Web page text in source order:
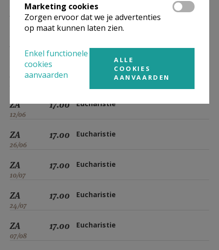
17.00 Eucharistie
17.00 Eucharistie
ZA
12/06
17.00 Eucharistie
ZA
26/06
17.00 Eucharistie
ZA
10/07
17.00 Eucharistie
ZA
24/07
17.00 Eucharistie
ZA
07/08
17.00 Eucharistie
Marketing cookies
Zorgen ervoor dat we je advertenties
op maat kunnen laten zien.
Enkel functionele
cookies
aanvaarden
ALLE
COOKIES
AANVAARDEN